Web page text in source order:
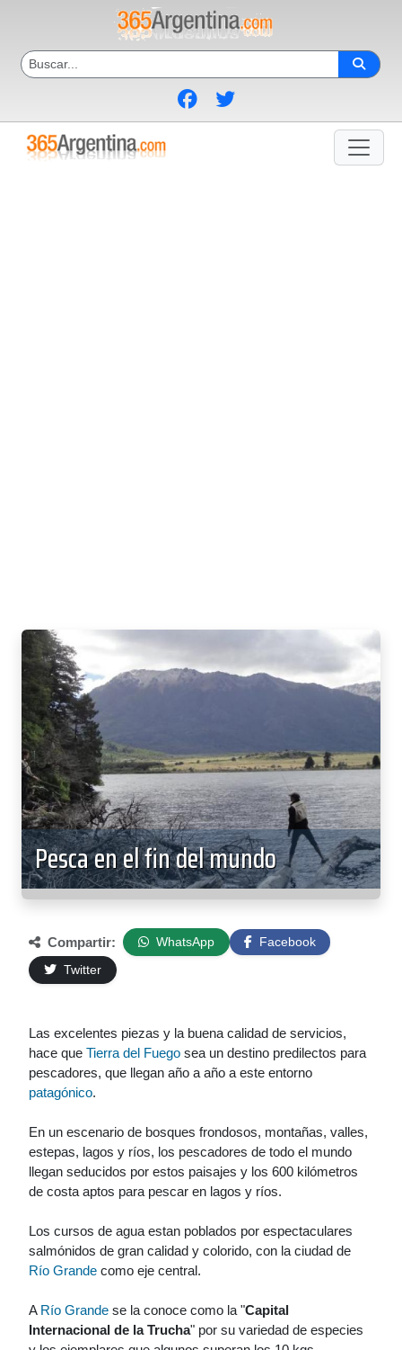
Pesca en el fin del mundo
Compartir: WhatsApp
Facebook
Twitter
Las excelentes piezas y la buena calidad de servicios,
hace que Tierra del Fuego sea un destino predilectos para
pescadores, que llegan año a año a este entorno
patagónico.
En un escenario de bosques frondosos, montañas, valles,
estepas, lagos y ríos, los pescadores de todo el mundo
llegan seducidos por estos paisajes y los 600 kilómetros
de costa aptos para pescar en lagos y ríos.
Los cursos de agua estan poblados por espectaculares
salmónidos de gran calidad y colorido, con la ciudad de
Río Grande como eje central.
A Río Grande se la conoce como la "Capital
Internacional de la Trucha" por su variedad de especies